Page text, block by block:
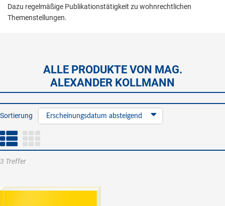
Dazu regelmäßige Publikationstätigkeit zu wohnrechtlichen
Themenstellungen.
ALLE PRODUKTE VON MAG.
ALEXANDER KOLLMANN
Sortierung Erscheinungsdatum absteigend
3 Treffer